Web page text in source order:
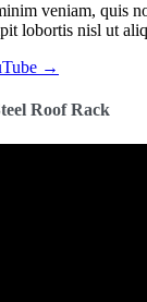
veniam, quis
lobortis nisl ut
→
Roof Rack